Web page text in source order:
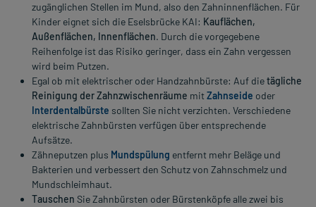
zugänglichen Stellen im Mund, also den Zahninnenflächen. Für
Kinder eignet sich die Eselsbrücke KAI: Kauflächen,
Außenflächen, Innenflächen. Durch die vorgegebene
Reihenfolge ist das Risiko geringer, dass ein Zahn vergessen
wird beim Putzen.
Egal ob mit elektrischer oder Handzahnbürste: Auf dietägliche
Reinigung der Zahnzwischenräume mitZahnseide oder
Interdentalbürste sollten Sie nicht verzichten. Verschiedene
elektrische Zahnbürsten verfügen über entsprechende
Aufsätze.
Zähneputzen plus Mundspülung entfernt mehr Beläge und
Bakterien und verbessert den Schutz von Zahnschmelz und
Mundschleimhaut.
Tauschen Sie Zahnbürsten oder Bürstenköpfe alle zwei bis